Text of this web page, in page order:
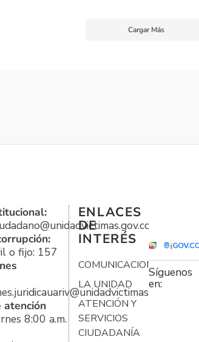
Cargar Más
o fijo: 157
atención
8:00 a.m.
ENLACES
DE
INTERÉS
COMUNICACIONES
LA UNIDAD
ATENCIÓN Y
SERVICIOS
CIUDADANÍA
Síguenos
en: